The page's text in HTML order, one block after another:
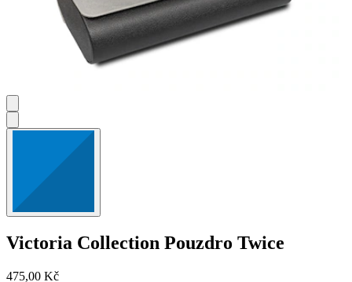
Victoria Collection Pouzdro Twice
475,00 Kč